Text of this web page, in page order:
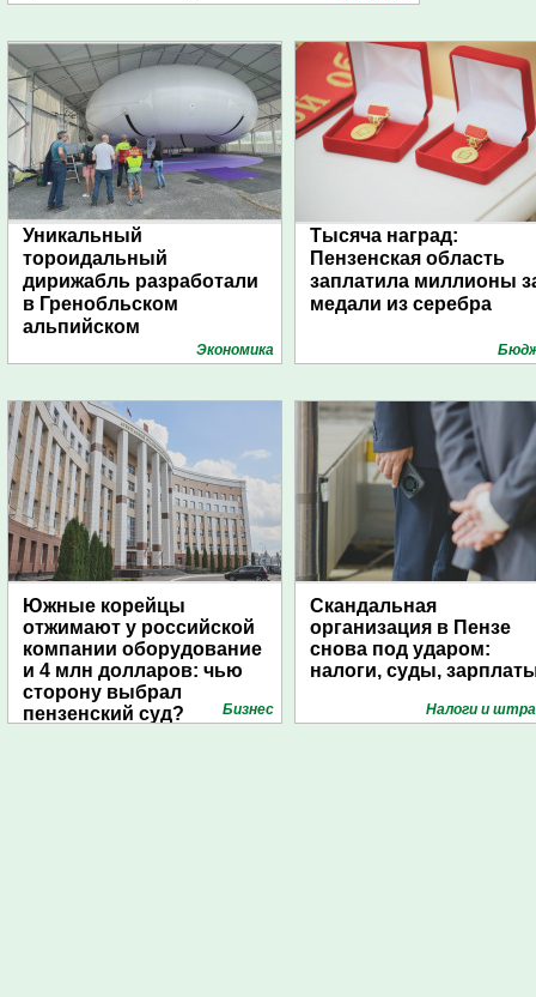
Уникальный
тороидальный
дирижабль разработали
в Гренобльском
альпийском
Экономика
Тысяча наград:
Пензенская область
заплатила миллионы
медали из серебра
Южные корейцы
отжимают у российской
компании оборудование
и 4 млн долларов: чью
сторону выбрал
пензенский суд?
Бизнес
Скандальная
организация в Пензе
снова под ударом:
налоги, суды,
Налоги и